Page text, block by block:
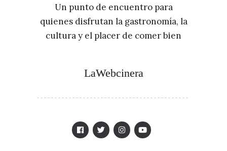
Un punto de encuentro para
quienes disfrutan la gastronomía, la
cultura y el placer de comer bien
LaWebcinera